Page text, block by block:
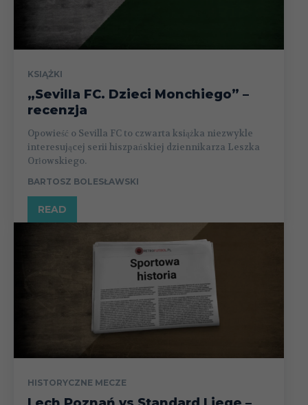
KSIĄŻKI
„Sevilla FC. Dzieci Monchiego” –
recenzja
Opowieść o Sevilla FC to czwarta książka niezwykle
interesującej serii hiszpańskiej dziennikarza Leszka
Orłowskiego.
BARTOSZ BOLESŁAWSKI
READ
HISTORYCZNE MECZE